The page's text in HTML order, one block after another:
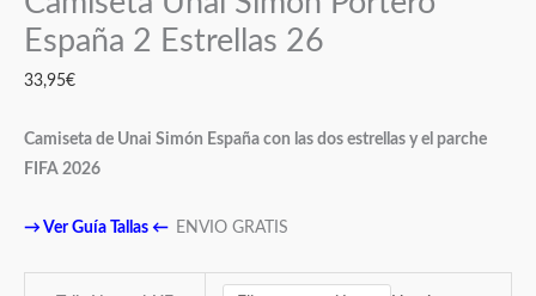
España 2 Estrellas 26
33,95€
Camiseta de Unai Simón España con las dos estrellas y el parche
FIFA 2026
→Ver Guía Tallas ← ENVIO GRATIS